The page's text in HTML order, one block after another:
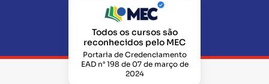
Todos os cursos são
reconhecidos pelo MEC
Portaria de Credenciamento
EAD n° 198 de 07 de março de
2024